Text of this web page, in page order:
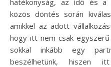
hatékonyság, az idő és a
közös döntés során
amikkel az adott
hogy itt nem csak
sokkal inkább egy
beszélhetünk, hiszen